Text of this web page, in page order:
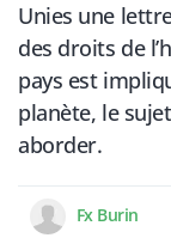
Unies une
des droits de
pays est
planète, le
aborder.
Fx Burin